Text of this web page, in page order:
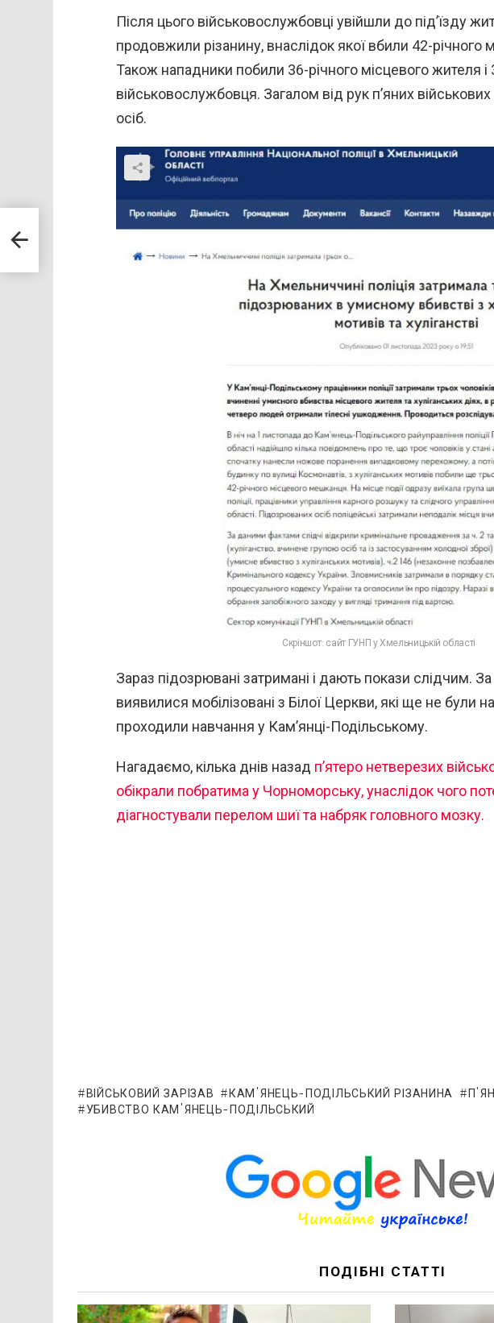
Після цього військовослужбовці увійшли до під’їзду
продовжили різанину, внаслідок якої вбили 42-річного
Також нападники побили 36-річного місцевого жителя і
військовослужбовця. Загалом від рук п’яних
осіб.
Скріншот: сайт ГУНП у Хмельницькій області
Зараз підозрювані затримані і дають покази слідчим.
виявилися мобілізовані з Білої Церкви, які ще не були
проходили навчання у Кам’янці-Подільському.
Нагадаємо, кілька днів назад п’ятеро нетверезих
обікрали побратима у Чорноморську, унаслідок чого
діагностували перелом шиї та набряк головного мозку.
ВІЙСЬКОВИЙ ЗАРІЗАВ КАМ'ЯНЕЦЬ-ПОДІЛЬСЬКИЙ РІЗАНИНА
УБИВСТВО КАМ'ЯНЕЦЬ-ПОДІЛЬСЬКИЙ
ПОДІБНІ СТАТТІ